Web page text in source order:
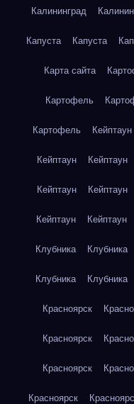
Калининград
Капуста Капуста
Карта сайта
Картофель
Картофель Кейптаун
Кейптаун Кейптаун
Кейптаун Кейптаун
Кейптаун Кейптаун
Клубника Клубника
Клубника Клубника
Красноярск
Красноярск
Красноярск
Красноярск